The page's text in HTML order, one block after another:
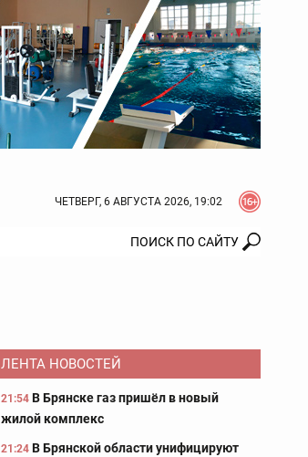
ЧЕТВЕРГ, 6 АВГУСТА 2026, 19:02
ЛЕНТА НОВОСТЕЙ
21:54 В Брянске газ пришёл в новый
жилой комплекс
21:24 В Брянской области унифицируют